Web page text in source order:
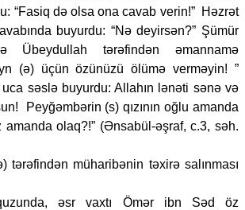
“Fasiq də olsa ona cavab verin!” Həzrət
buyurdu: “Nə deyirsən?” Şümür
Übeydullah tərəfindən əmannamə
(ə) üçün özünüzü ölümə verməyin! ”
səslə buyurdu: Allahın lənəti sənə və
Peyğəmbərin (s) qızının oğlu amanda
amanda olaq?!” (Ənsabül-əşraf, c.3, səh.
tərəfindən müharibənin təxirə salınması
əsr vaxtı Ömər ibn Səd öz